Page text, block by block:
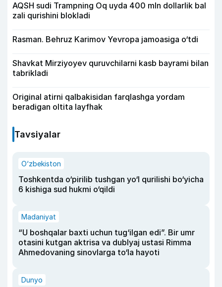
AQSH sudi Trampning Oq uyda 400 mln dollarlik bal
zali qurishini blokladi
Rasman. Behruz Karimov Yevropa jamoasiga o‘tdi
Shavkat Mirziyoyev quruvchilarni kasb bayrami bilan
tabrikladi
Original atirni qalbakisidan farqlashga yordam
beradigan oltita layfhak
Tavsiyalar
O‘zbekiston
Toshkentda o‘pirilib tushgan yo‘l qurilishi bo‘yicha
6 kishiga sud hukmi o‘qildi
Madaniyat
“U boshqalar baxti uchun tug‘ilgan edi”. Bir umr
otasini kutgan aktrisa va dublyaj ustasi Rimma
Ahmedovaning sinovlarga to‘la hayoti
Dunyo